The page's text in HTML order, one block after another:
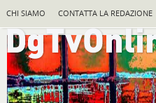
contenuto
CHI SIAMO CONTATTA LA REDAZIONE